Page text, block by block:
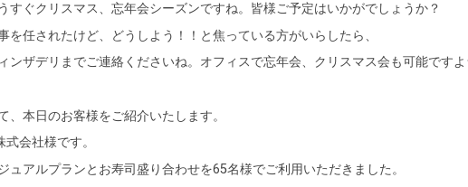
すぐクリスマス、忘年会シーズンですね。皆様ご予定はいかがでしょうか？
を任されたけど、どうしよう！！と焦っている方がいらしたら、
ンザデリまでご連絡くださいね。オフィスで忘年会、クリスマス会も可能です
、本日のお客様をご紹介いたします。
式会社様です。
ュアルプランとお寿司盛り合わせを65名様でご利用いただきました。